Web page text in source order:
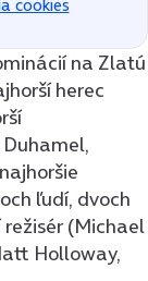
na Zlatú
herec
ľudí, dvoch
režisér (Michael
Holloway,